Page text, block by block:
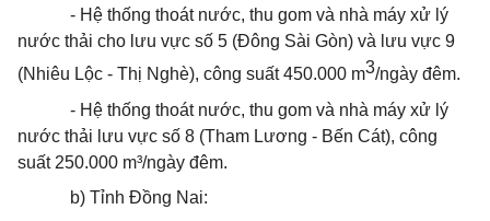
- Hệ thống thoátnước, thu gom và nhà máy xử lý
nước thải cho lưu vực số 5 (Đông Sài Gòn) và lưu vực 9
(Nhiêu Lộc - Thị Nghè), công suất 450.000 m3/ngày đêm.
- Hệ thống thoátnước, thu gom và nhà máy xử lý
nước thải lưu vực số 8 (Tham Lương - Bến Cát), công
suất 250.000 m³/ngày đêm.
b) Tỉnh Đồng Nai: